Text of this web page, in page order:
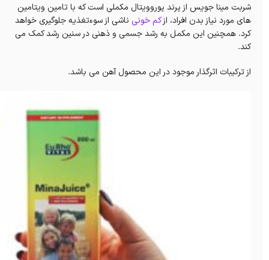
شربت مینا جویس از یرند یوروویتال مکملی است که با تامین ویتامین
های مورد نیاز بدن افراد، ازکم خونی ناشی از سوءتغذیه جلوگیری خواهد
کرد. همچنین این مکمل به رشد جسمی و ذهنی در سنین رشد کمک می
کند.
از ترکیبات اثرگذار موجود در این محصول آهن می باشد.